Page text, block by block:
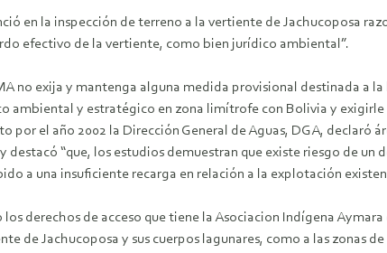
en la inspección de terreno a la vertiente de Jachucoposa
efectivo de la vertiente, como bien jurídico ambiental”.
no exija y mantenga alguna medida provisional destinada a
ambiental y estratégico en zona limítrofe con Bolivia y
por el año 2002 la Dirección General de Aguas, DGA, declaró
destacó “que, los estudios demuestran que existe riesgo de
a una insuficiente recarga en relación a la explotación
derechos de acceso que tiene la Asociacion Indígena
de Jachucoposa y sus cuerpos lagunares, como a las zonas